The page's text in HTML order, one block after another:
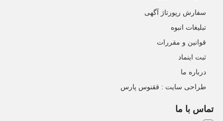
سفارش رپورتاژ آگهی
تبلیغات انبوه
قوانین و مقررات
ثبت اینماد
درباره ما
طراحی سایت : ققنوس پارس
تماس با ما